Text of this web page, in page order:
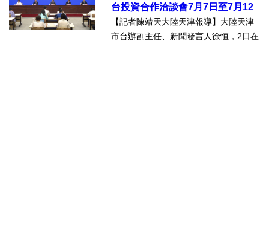
州生態食品產業一線，...
台投資合作洽談會7月7日至7月12
日在天津舉辦
【記者陳靖天大陸天津報導】大陸天津
市台辦副主任、新聞發言人徐恒，2日在